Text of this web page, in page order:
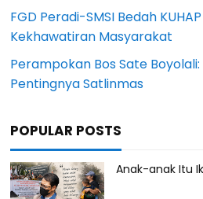
FGD Peradi-SMSI Bedah
Kekhawatiran Masyarakat
Perampokan Bos Sate
Pentingnya Satlinmas
POPULAR POSTS
Anak-anak Itu